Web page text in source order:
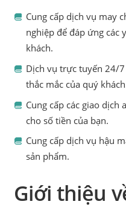
Cung cấp dịch vụ may
nghiệp để đáp ứng các
khách.
Dịch vụ trực tuyến 24/
thắc mắc của quý
Cung cấp các giao dịch
cho số tiền của bạn.
Cung cấp dịch vụ hậu
sản phẩm.
Giới thiệu